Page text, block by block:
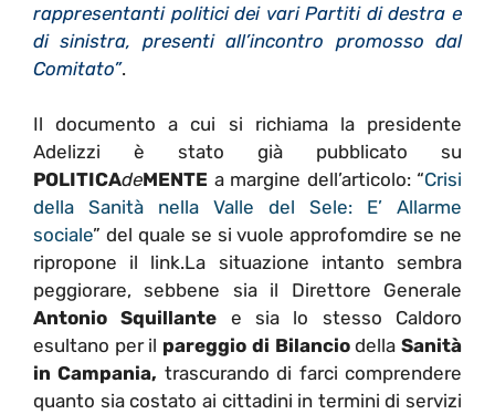
rappresentanti politici dei vari Partiti di destra e
di sinistra, presenti all’incontro promosso dal
Comitato”.
Il documento a cui si richiama la presidente
Adelizzi è stato già pubblicato su
POLITICAdeMENTE a margine dell’articolo: “Crisi
della Sanità nella Valle del Sele: E’ Allarme
sociale” del quale se si vuole approfomdire se ne
ripropone il link.La situazione intanto sembra
peggiorare, sebbene sia il Direttore Generale
Antonio Squillante e sia lo stesso Caldoro
esultano per il pareggio di BilanciodellaSanità
in Campania, trascurando di farci comprendere
quanto sia costato ai cittadini in termini di servizi